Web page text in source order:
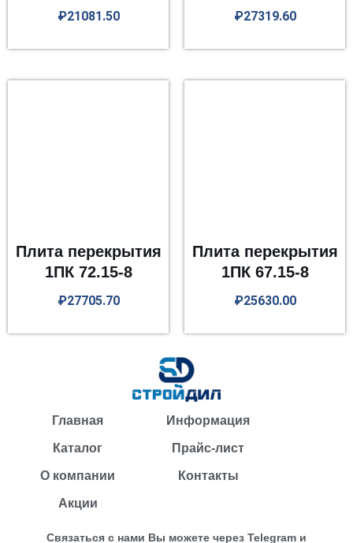
₽21081.50 ₽27319.60
Плита перекрытия
1ПК 72.15-8
₽27705.70
Плита перекрытия
1ПК 67.15-8
₽25630.00
Главная
Каталог
О компании
Акции
Информация
Прайс-лист
Контакты
Связаться с нами Вы можете через Telegram и